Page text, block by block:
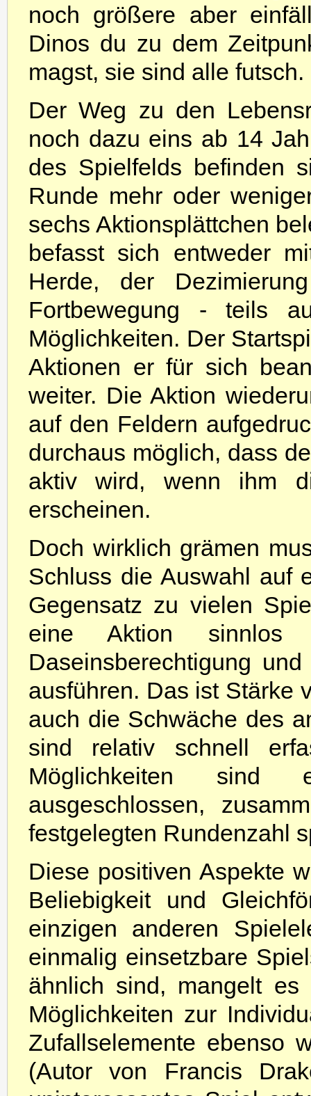
noch größere aber
Dinos du zu dem
magst, sie sind alle futsch.
Der Weg zu den
noch dazu eins ab 14
des Spielfelds befinden
Runde mehr oder
sechs Aktionsplättchen
befasst sich entweder
Herde, der
Fortbewegung - teils
Möglichkeiten. Der
Aktionen er für sich
weiter. Die Aktion
auf den Feldern
durchaus möglich, dass
aktiv wird, wenn ihm
erscheinen.
Doch wirklich grämen
Schluss die Auswahl auf
Gegensatz zu vielen
eine Aktion
Daseinsberechtigung
ausführen. Das ist Stärke
auch die Schwäche des
sind relativ schnell
Möglichkeiten sind
ausgeschlossen,
festgelegten Rundenzahl
Diese positiven Aspekte
Beliebigkeit und
einzigen anderen
einmalig einsetzbare
ähnlich sind, mangelt
Möglichkeiten zur
Zufallselemente ebenso
(Autor von Francis